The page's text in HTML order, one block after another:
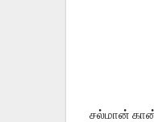
சல்மான் கான்